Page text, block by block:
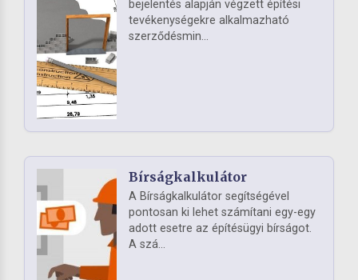
bejelentés alapján végzett építési
tevékenységekre alkalmazható
szerződésmin...
Bírságkalkulátor
A Bírságkalkulátor segítségével
pontosan ki lehet számítani egy-egy
adott esetre az építésügyi bírságot.
A szá...